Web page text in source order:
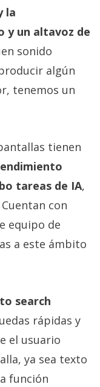
la
y un altavoz de
sonido
algún
tenemos un
tienen
tareas de IA,
con
equipo de
a este ámbito
search
rápidas y
el usuario
ya sea texto
función